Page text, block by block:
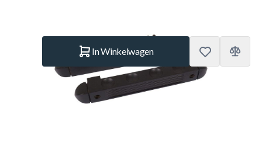
In Winkelwagen
Korte Beschrijving